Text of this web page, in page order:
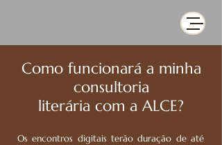
Como funcionará a minha
consultoria
literária com a ALCE?
Os encontros digitais terão duração de até